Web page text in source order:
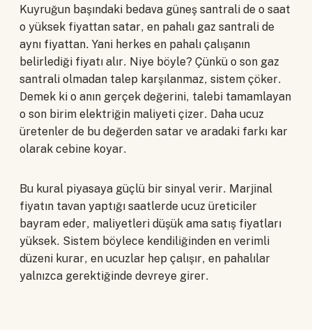
Kuyruğun başındaki bedava güneş santrali de o saat
o yüksek fiyattan satar, en pahalı gaz santrali de
aynı fiyattan. Yani herkes en pahalı çalışanın
belirlediği fiyatı alır. Niye böyle? Çünkü o son gaz
santrali olmadan talep karşılanmaz, sistem çöker.
Demek ki o anın gerçek değerini, talebi tamamlayan
o son birim elektriğin maliyeti çizer. Daha ucuz
üretenler de bu değerden satar ve aradaki farkı kar
olarak cebine koyar.
Bu kural piyasaya güçlü bir sinyal verir. Marjinal
fiyatın tavan yaptığı saatlerde ucuz üreticiler
bayram eder, maliyetleri düşük ama satış fiyatları
yüksek. Sistem böylece kendiliğinden en verimli
düzeni kurar, en ucuzlar hep çalışır, en pahalılar
yalnızca gerektiğinde devreye girer.